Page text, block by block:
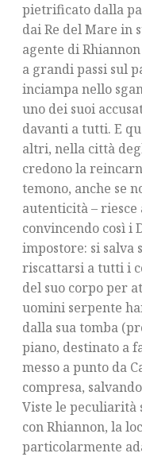
pietrificato dalla
dai Re del Mare in
agente di
a grandi passi sul
inciampa nello
uno dei suoi
davanti a tutti. E
altri, nella città
credono la
temono, anche se
autenticità – riesce
convincendo così i
impostore: si salva
riscattarsi a tutti i
del suo corpo per
uomini serpente
dalla sua tomba
piano, destinato a
messo a punto da
compresa,
Viste le peculiarità
con Rhiannon, la
particolarmente